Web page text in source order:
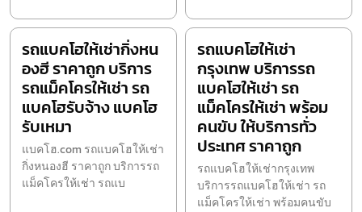
รถแบคโฮให้เช่ากิ่งหน
องฮี ราคาถูก บริการ
รถแม็คโครให้เช่า รถ
แบคโฮรับจ้าง แบคโฮ
รับเหมา
แบคโฮ.com รถแบคโฮให้เช่า
กิ่งหนองฮี ราคาถูก บริการรถ
แม็คโครให้เช่า รถแบ
รถแบคโฮให้เช่า
กรุงเทพ บริการรถ
แบคโฮให้เช่า รถ
แม็คโครให้เช่า พร้อม
คนขับ ให้บริการทั่ว
ประเทศ ราคาถูก
รถแบคโฮให้เช่ากรุงเทพ
บริการรถแบคโฮให้เช่า รถ
แม็คโครให้เช่า พร้อมคนขับ